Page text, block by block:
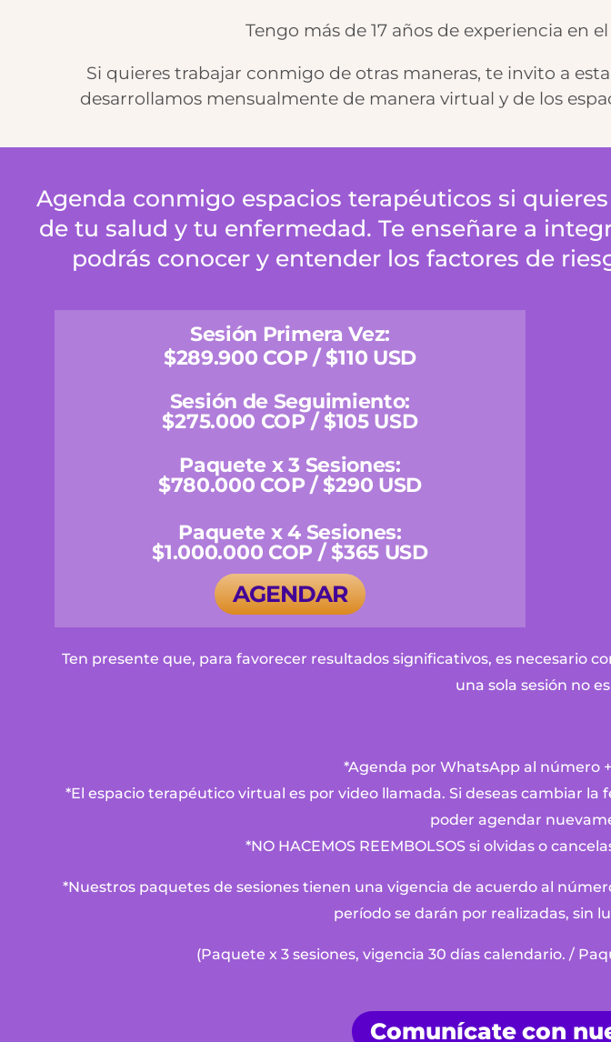
Tengo más de 17 años de experiencia en
Si quieres trabajar conmigo de otras maneras, te invito a
desarrollamos mensualmente de manera virtual y de los
Agenda conmigo espacios terapéuticos si
de tu salud y tu enfermedad. Te enseñare a
podrás conocer y entender los factores de
Sesión Primera Vez:
$289.900 COP / $110 USD
Sesión de Seguimiento:
$275.000 COP / $105 USD
Paquete x 3 Sesiones:
$780.000 COP / $290 USD
Paquete x 4 Sesiones:
$1.000.000 COP / $365 USD
AGENDAR
Ten presente que, para favorecer resultados significativos, es necesario
una sola sesión no
*Agenda por WhatsApp al número
*El espacio terapéutico virtual es por video llamada. Si deseas cambiar
poder agendar
*NO HACEMOS REEMBOLSOS si olvidas o
*Nuestros paquetes de sesiones tienen una vigencia de acuerdo al
período se darán por realizadas, sin
(Paquete x 3 sesiones, vigencia 30 días calendario. /
Comunícate con